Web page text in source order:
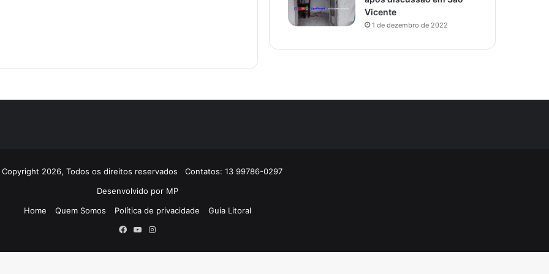
Vicente
1 de dezembro de 2022
2026, Todos os direitos reservados Contatos: 13 99786-0297
Desenvolvido por MP
Home
Quem Somos Política de privacidade
Guia Litoral
Facebook
YouTubeInstagram